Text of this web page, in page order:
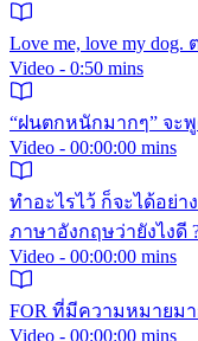
Love me, love my
Video - 0:50 mins
“ฝนตกหนักมากๆ” จะพู
Video - 00:00:00 mins
ทำอะไรไว้ ก็จะได้อย่า
ภาษาอังกฤษว่ายังไงดี
Video - 00:00:00 mins
FOR ที่มีความหมายมา
Video - 00:00:00 mins